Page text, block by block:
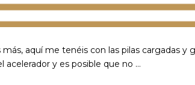
aquí me tenéis con las pilas cargadas y
acelerador y es posible que no …